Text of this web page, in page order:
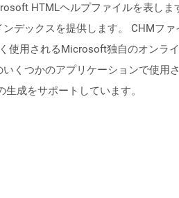
HTMLヘルプファイルを表し
デックスを提供します。 CHMフ
使用されるMicrosoft独自のオンラ
くつかのアプリケーションで使用
成をサポートしています。